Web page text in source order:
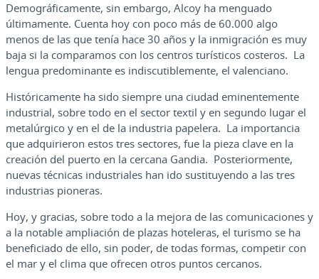
Demográficamente, sin embargo, Alcoy ha menguado
últimamente. Cuenta hoy con poco más de 60.000 algo
menos de las que tenía hace 30 años y la inmigración es muy
baja si la comparamos con los centros turísticos costeros. La
lengua predominante es indiscutiblemente, el valenciano.
Históricamente ha sido siempre una ciudad eminentemente
industrial, sobre todo en el sector textil y en segundo lugar el
metalúrgico y en el de la industria papelera. La importancia
que adquirieron estos tres sectores, fue la pieza clave en la
creación del puerto en la cercana Gandia. Posteriormente,
nuevas técnicas industriales han ido sustituyendo a las tres
industrias pioneras.
Hoy, y gracias, sobre todo a la mejora de las comunicaciones y
a la notable ampliación de plazas hoteleras, el turismo se ha
beneficiado de ello, sin poder, de todas formas, competir con
el mar y el clima que ofrecen otros puntos cercanos.